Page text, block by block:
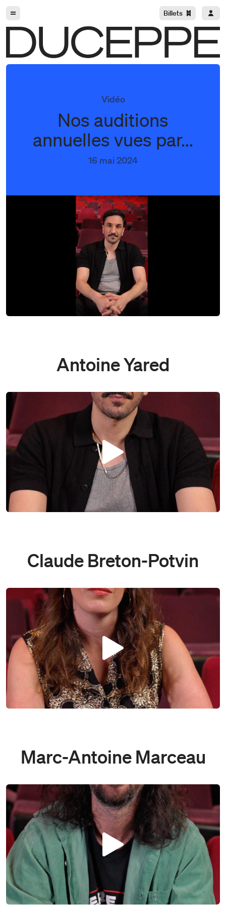
Billets
Vidéo
Nos auditions
annuelles vues par...
16 mai 2024
Antoine Yared
Play
Claude Breton-Potvin
Play
Marc-Antoine Marceau
Play